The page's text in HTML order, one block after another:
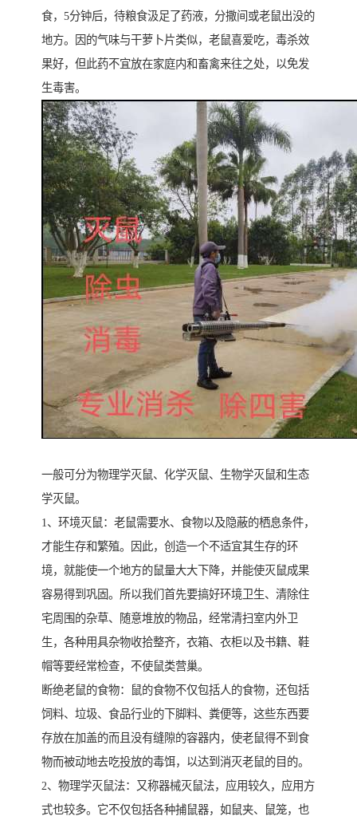
食，5分钟后，待粮食汲足了药液，分撒间或老鼠出没的
地方。因的气味与干萝卜片类似，老鼠喜爱吃，毒杀效
果好，但此药不宜放在家庭内和畜禽来往之处，以免发
生毒害。
一般可分为物理学灭鼠、化学灭鼠、生物学灭鼠和生态
学灭鼠。
1、环境灭鼠：老鼠需要水、食物以及隐蔽的栖息条件，
才能生存和繁殖。因此，创造一个不适宜其生存的环
境，就能使一个地方的鼠量大大下降，并能使灭鼠成果
容易得到巩固。所以我们首先要搞好环境卫生、清除住
宅周围的杂草、随意堆放的物品，经常清扫室内外卫
生，各种用具杂物收拾整齐，衣箱、衣柜以及书籍、鞋
帽等要经常检查，不使鼠类营巢。
断绝老鼠的食物：鼠的食物不仅包括人的食物，还包括
饲料、垃圾、食品行业的下脚料、粪便等，这些东西要
存放在加盖的而且没有缝隙的容器内，使老鼠得不到食
物而被动地去吃投放的毒饵，以达到消灭老鼠的目的。
2、物理学灭鼠法：又称器械灭鼠法，应用较久，应用方
式也较多。它不仅包括各种捕鼠器，如鼠夹、鼠笼，也